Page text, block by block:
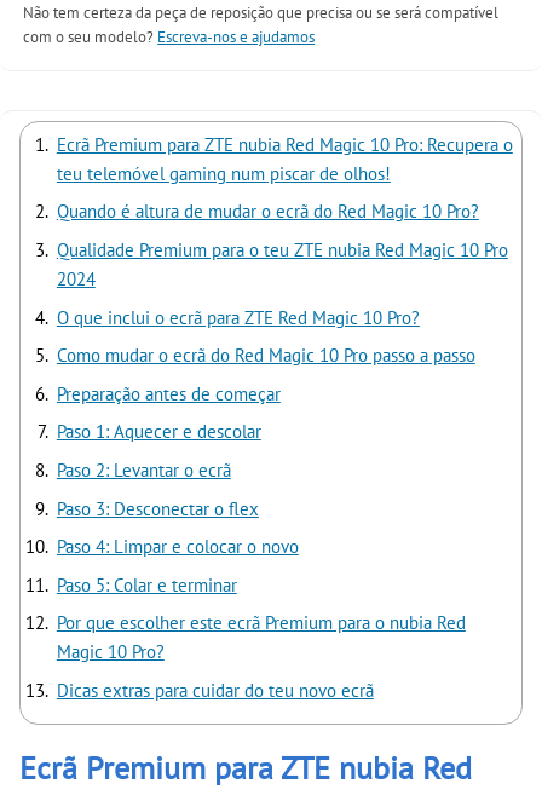
Não tem certeza da peça de reposição que precisa ou se será compatível
com o seu modelo? Escreva-nos e ajudamos
Ecrã Premium para ZTE nubia Red Magic 10 Pro: Recupera o
teu telemóvel gaming num piscar de olhos!
Quando é altura de mudar o ecrã do Red Magic 10 Pro?
Qualidade Premium para o teu ZTE nubia Red Magic 10 Pro
2024
O que inclui o ecrã para ZTE Red Magic 10 Pro?
Como mudar o ecrã do Red Magic 10 Pro passo a passo
Preparação antes de começar
Paso 1: Aquecer e descolar
Paso 2: Levantar o ecrã
Paso 3: Desconectar o flex
Paso 4: Limpar e colocar o novo
Paso 5: Colar e terminar
Por que escolher este ecrã Premium para o nubia Red
Magic 10 Pro?
Dicas extras para cuidar do teu novo ecrã
Ecrã Premium para ZTE nubia Red